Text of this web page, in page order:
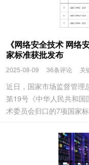
《网络安全技术 网络
家标准获批发布
2025-08-09 36条评论 关
近日，国家市场监督管理
第19号《中华人民共和
术委员会归口的7项国家